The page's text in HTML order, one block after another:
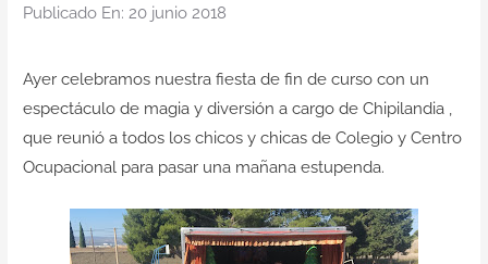
DisArte
Contacto
Publicado En: 20 junio 2018
Ayer celebramos nuestra fiesta de fin de curso con un
espectáculo de magia y diversión a cargo de Chipilandia ,
que reunió a todos los chicos y chicas de Colegio y Centro
Ocupacional para pasar una mañana estupenda.